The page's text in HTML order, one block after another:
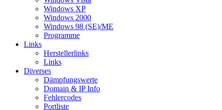
Windows XP
Windows 2000
Windows 98 (SE)/ME
Programme
Links
Herstellerlinks
Links
Diverses
Dämpfungswerte
Domain & IP Info
Fehlercodes
Portliste